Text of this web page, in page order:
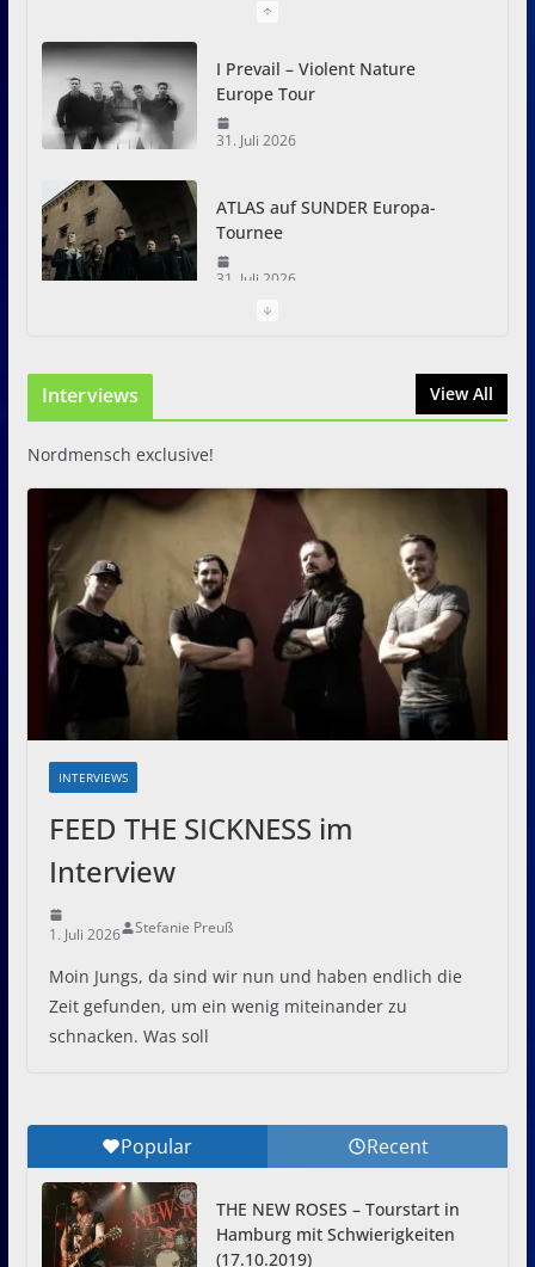
I Prevail – Violent Nature
Europe Tour
31. Juli 2026
ATLAS auf SUNDER Europa-
Tournee
31. Juli 2026
Zwei Tage Rock und Metal in
Interviews View All
Nordmensch exclusive!
INTERVIEWS
FEED THE SICKNESS im
Interview
1. Juli 2026 Stefanie Preuß
Moin Jungs, da sind wir nun und haben endlich die
Zeit gefunden, um ein wenig miteinander zu
schnacken. Was soll
Popular Recent
THE NEW ROSES – Tourstart in
Hamburg mit Schwierigkeiten
(17.10.2019)